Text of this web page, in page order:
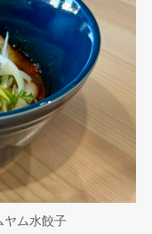
ヤム水餃子